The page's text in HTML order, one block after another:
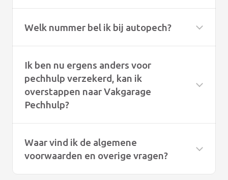
Welk nummer bel ik bij autopech?
Ik ben nu ergens anders voor
pechhulp verzekerd, kan ik
overstappen naar Vakgarage
Pechhulp?
Waar vind ik de algemene
voorwaarden en overige vragen?